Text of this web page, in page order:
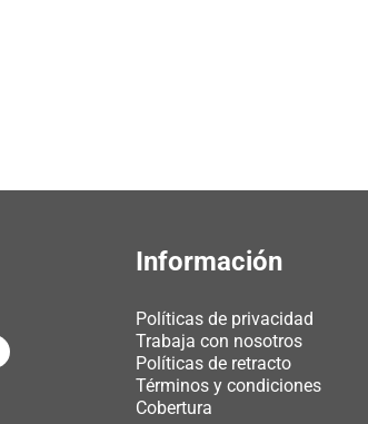
Información
Políticas de privacidad
Trabaja con nosotros
Políticas de retracto
Términos y condiciones
Cobertura